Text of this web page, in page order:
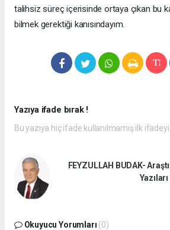
talihsiz süreç içerisinde ortaya çıkan bu
bilmek gerektiği kanısındayım.
Yazıya ifade bırak !
Bu yazıya hiç ifade kullanılmamış ilk ifadeyi
FEYZULLAH BUDAK-
Yazıları
Okuyucu Yorumları (0)